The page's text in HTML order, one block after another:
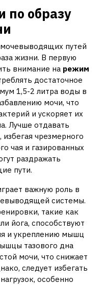
по образу
путей
жизни. В первую
внимание на режим
достаточное
1,5-2 литра воды в
мочи, что
и ускоряет их
Лучше отдавать
чрезмерного
чая и газированных
раздражать
пути.
важную роль в
системы.
такие как
йога, способствуют
и укреплению мышц
тазового дна
мочи, что снижает
следует избегать
особенно